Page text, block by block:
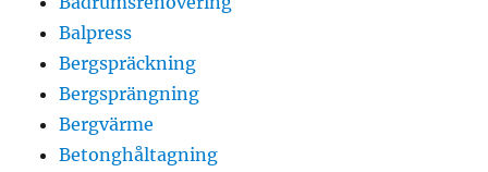
Balpress
Bergspräckning
Bergsprängning
Bergvärme
Betonghåltagning